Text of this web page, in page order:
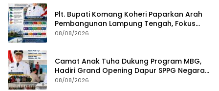
Plt. Bupati Komang Koheri Paparkan Arah
Pembangunan Lampung Tengah, Fokus
pada SDM, Ekonomi, Infrastruktur dan
08/08/2026
Camat Anak Tuha Dukung Program MBG,
Hadiri Grand Opening Dapur SPPG Negara
Aji Tua Lampung Tengah
08/08/2026